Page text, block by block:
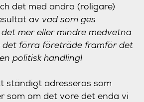
det med andra (roligare)
av vad som ges
mer eller mindre medvetna
förra företräde framför det
politisk handling!
ständigt adresseras som
som om det vore det enda vi